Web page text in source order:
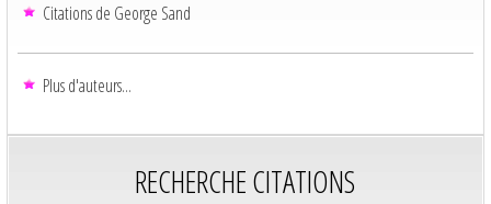
Citations de George Sand
Plus d'auteurs...
RECHERCHE CITATIONS